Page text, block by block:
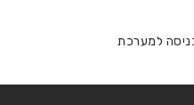
למערכת